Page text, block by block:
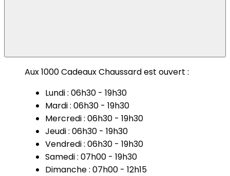
Aux 1000 Cadeaux Chaussard est ouvert :
Lundi : 06h30 - 19h30
Mardi : 06h30 - 19h30
Mercredi : 06h30 - 19h30
Jeudi : 06h30 - 19h30
Vendredi : 06h30 - 19h30
Samedi : 07h00 - 19h30
Dimanche : 07h00 - 12h15